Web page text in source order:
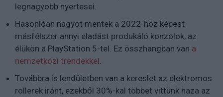
legnagyobb nyertesei.
Hasonlóan nagyot mentek a 2022-höz képest
másfélszer annyi eladást produkáló konzolok, az
élükön a PlayStation 5-tel. Ez összhangban van a
nemzetközi trendekkel
Továbbra is lendületben van a kereslet az elektromos
rollerek iránt, ezekből 30%-kal többet vittünk haza az